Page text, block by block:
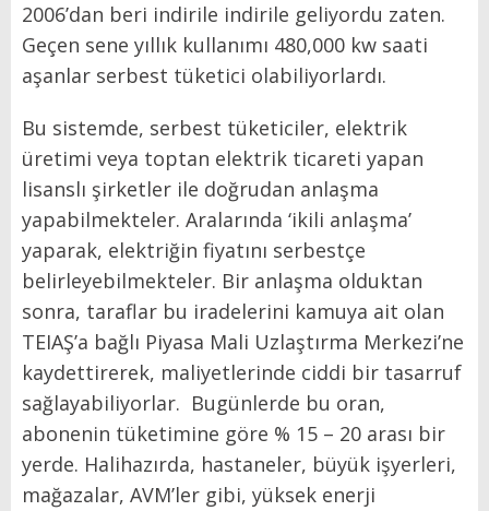
2006’dan beri indirile indirile geliyordu zaten.
Geçen sene yıllık kullanımı 480,000 kw saati
aşanlar serbest tüketici olabiliyorlardı.
Bu sistemde, serbest tüketiciler, elektrik
üretimi veya toptan elektrik ticareti yapan
lisanslı şirketler ile doğrudan anlaşma
yapabilmekteler. Aralarında ‘ikili anlaşma’
yaparak, elektriğin fiyatını serbestçe
belirleyebilmekteler. Bir anlaşma olduktan
sonra, taraflar bu iradelerini kamuya ait olan
TEIAŞ’a bağlı Piyasa Mali Uzlaştırma Merkezi’ne
kaydettirerek, maliyetlerinde ciddi bir tasarruf
sağlayabiliyorlar. Bugünlerde bu oran,
abonenin tüketimine göre % 15 – 20 arası bir
yerde. Halihazırda, hastaneler, büyük işyerleri,
mağazalar, AVM’ler gibi, yüksek enerji